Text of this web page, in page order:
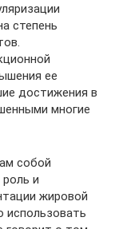
степень
ее
достижения в
многие
собой
и
жировой
использовать